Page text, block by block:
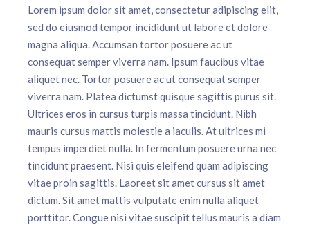
Lorem ipsum dolor sit amet, consectetur adipiscing elit,
sed do eiusmod tempor incididunt ut labore et dolore
magna aliqua. Accumsan tortor posuere ac ut
consequat semper viverra nam. Ipsum faucibus vitae
aliquet nec. Tortor posuere ac ut consequat semper
viverra nam. Platea dictumst quisque sagittis purus sit.
Ultrices eros in cursus turpis massa tincidunt. Nibh
mauris cursus mattis molestie a iaculis. At ultrices mi
tempus imperdiet nulla. In fermentum posuere urna nec
tincidunt praesent. Nisi quis eleifend quam adipiscing
vitae proin sagittis. Laoreet sit amet cursus sit amet
dictum. Sit amet mattis vulputate enim nulla aliquet
porttitor. Congue nisi vitae suscipit tellus mauris a diam